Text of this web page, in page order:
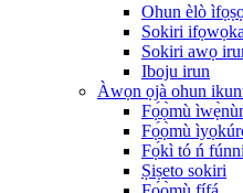
Ohun èlò
Sokiri
Sokiri awọ
Iboju irun
Àwọn ọjà ohun
Fọ́ọ̀mù
Fọ́ọ̀mù
Fọ́kì tó ń
Ṣiṣeto sokiri